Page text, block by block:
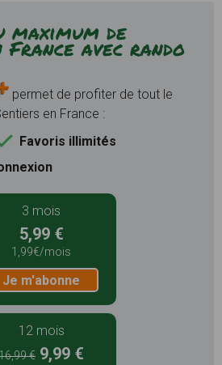
de
avec rando
permet de profiter de tout le
en France :
Favoris illimités
3 mois
5,99 €
1,99€/mois
Je m'abonne
12 mois
€ 9,99 €